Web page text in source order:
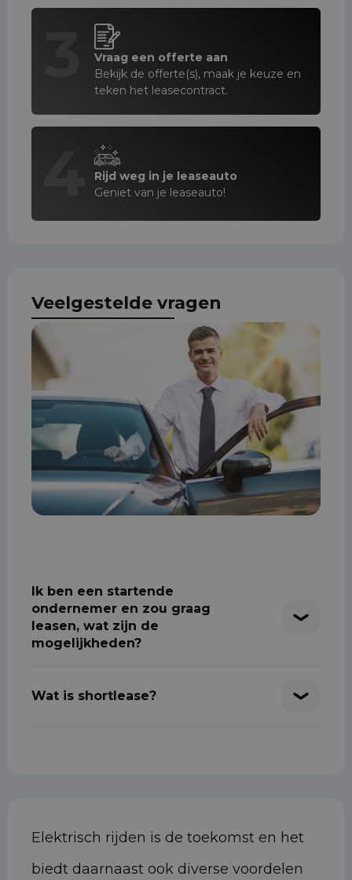
Vraag een offerte aan
Bekijk de offerte(s), maak je keuze en
teken het leasecontract.
Rijd weg in je leaseauto
Geniet van je leaseauto!
Veelgestelde vragen
Ik ben een startende
ondernemer en zou graag
leasen, wat zijn de
mogelijkheden?
Wat is shortlease?
Elektrisch rijden is de toekomst en het
biedt daarnaast ook diverse voordelen